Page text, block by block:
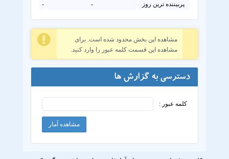
پربیننده ترین روز
-
-
مشاهده این بخش محدود شده است. برای
مشاهده این قسمت کلمه عبور را وارد کنید.
دسترسی به گزارش ها
کلمه عبور :